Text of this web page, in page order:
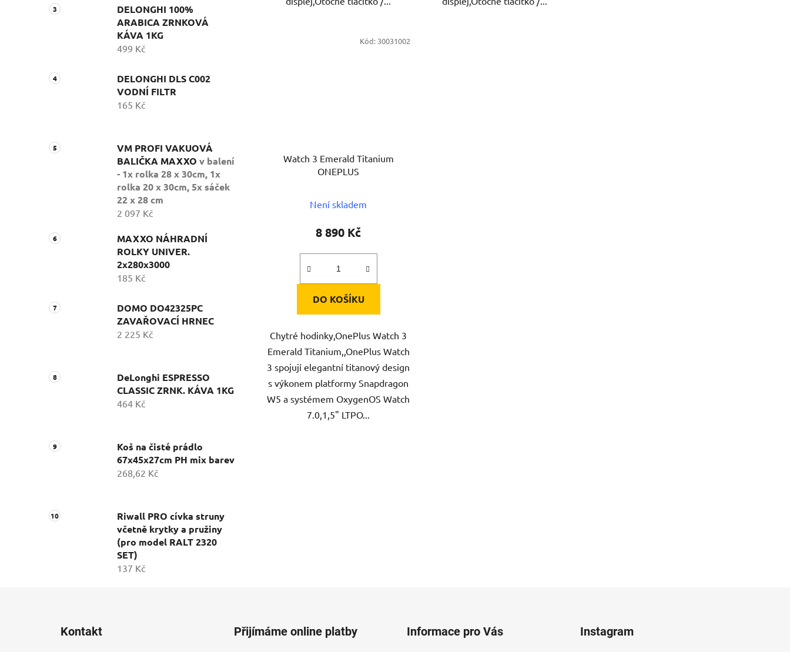
DELONGHI 100%
ARABICA ZRNKOVÁ
KÁVA 1KG
499 Kč
DELONGHI DLS C002
VODNÍ FILTR
165 Kč
VM PROFI VAKUOVÁ
BALIČKA MAXXO v balení
- 1x rolka 28 x 30cm, 1x
rolka 20 x 30cm, 5x sáček
22 x 28 cm
2 097 Kč
MAXXO NÁHRADNÍ
ROLKY UNIVER.
2x280x3000
185 Kč
DOMO DO42325PC
ZAVAŘOVACÍ HRNEC
2 225 Kč
DeLonghi ESPRESSO
CLASSIC ZRNK. KÁVA 1KG
464 Kč
Koš na čisté prádlo
67x45x27cm PH mix barev
268,62 Kč
Riwall PRO cívka struny
včetně krytky a pružiny
(pro model RALT 2320
SET)
137 Kč
Watch 3 Emerald Titanium
ONEPLUS
Není skladem
8 890 Kč
DO KOŠÍKU
Chytré hodinky,OnePlus Watch 3
Emerald Titanium,,OnePlus Watch
3 spojují elegantní titanový design
s výkonem platformy Snapdragon
W5 a systémem OxygenOS Watch
7.0,1,5" LTPO...
Kód: 30031002
v
ý
Kontakt Přijímáme online platby Informace pro Vás Instagram